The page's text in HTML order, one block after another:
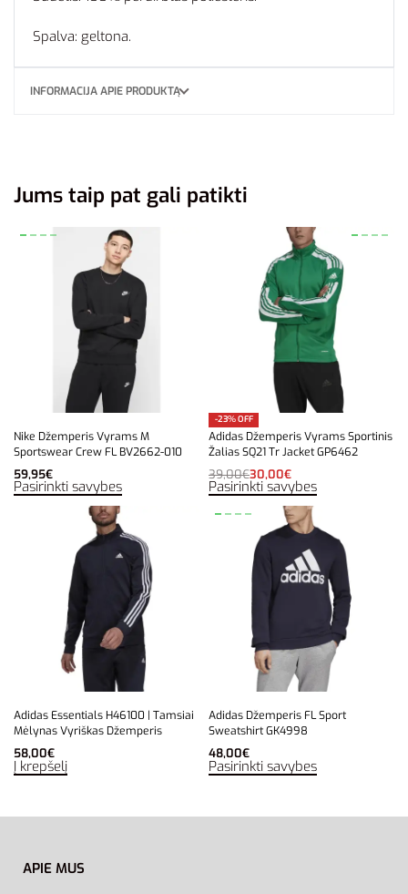
Spalva: geltona.
INFORMACIJA APIE PRODUKTĄ
Jums taip pat gali patikti
Nike Džemperis Vyrams M
Sportswear Crew FL BV2662-010
59,95€
Pasirinkti savybes
-23% OFF
Adidas Džemperis Vyrams Sportinis
Žalias SQ21 Tr Jacket GP6462
39,00€30,00€
Pasirinkti savybes
Adidas Essentials H46100 | Tamsiai
Mėlynas Vyriškas Džemperis
58,00€
Į krepšelį
Adidas Džemperis FL Sport
Sweatshirt GK4998
48,00€
Pasirinkti savybes
APIE MUS